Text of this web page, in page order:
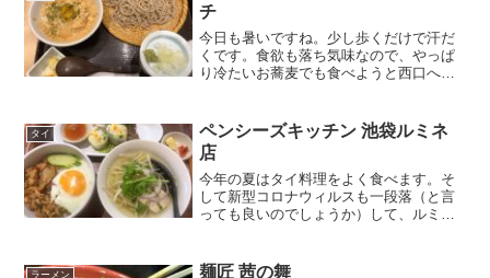
チ
今日も暑いですね。少し歩くだけで汗だ
くです。食欲も落ち気味なので、やっぱ
り冷たいお蕎麦でも食べようと西口へ。
飛ばしになっています）炎天下で歩くの
も嫌になっているので、そ...
タイ
ペンシーズキッチン 池袋ルミネ
店
今年の夏はタイ料理をよく食べます。そ
して新型コロナウィルスも一段落（と言
っても良いのでしょうか）して、ルミネ
お昼時に「ペンシーズキッチン」さん
ラーメン 麺匠 茜の舞